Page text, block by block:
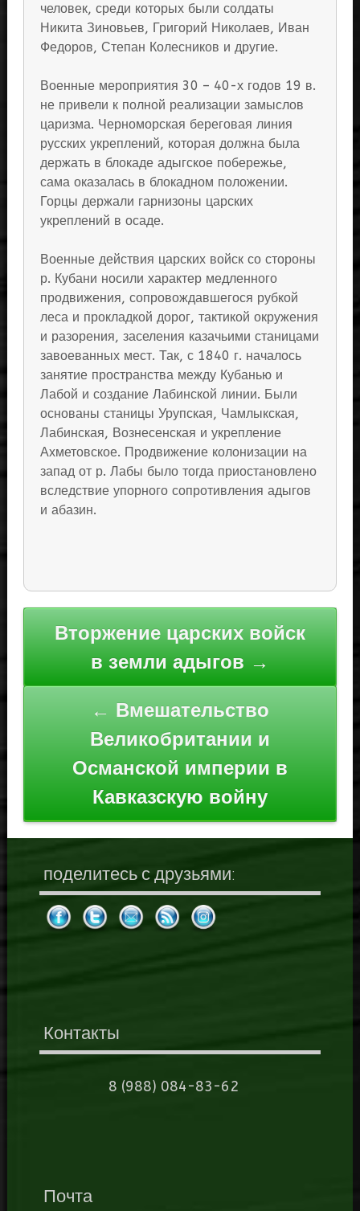
человек, среди которых были солдаты
Никита Зиновьев, Григорий Николаев, Иван
Федоров, Степан Колесников и другие.
Военные мероприятия 30 – 40-х годов 19 в.
не привели к полной реализации замыслов
царизма. Черноморская береговая линия
русских укреплений, которая должна была
держать в блокаде адыгское побережье,
сама оказалась в блокадном положении.
Горцы держали гарнизоны царских
укреплений в осаде.
Военные действия царских войск со стороны
р. Кубани носили характер медленного
продвижения, сопровождавшегося рубкой
леса и прокладкой дорог, тактикой окружения
и разорения, заселения казачьими станицами
завоеванных мест. Так, с 1840 г. началось
занятие пространства между Кубанью и
Лабой и создание Лабинской линии. Были
основаны станицы Урупская, Чамлыкская,
Лабинская, Вознесенская и укрепление
Ахметовское. Продвижение колонизации на
запад от р. Лабы было тогда приостановлено
вследствие упорного сопротивления адыгов
и абазин.
Навигация
по
записям
Вторжение царских войск
в земли адыгов →
← Вмешательство
Великобритании и
Османской империи в
Кавказскую войну
поделитесь с друзьями:
Контакты
8 (988) 084-83-62
Почта